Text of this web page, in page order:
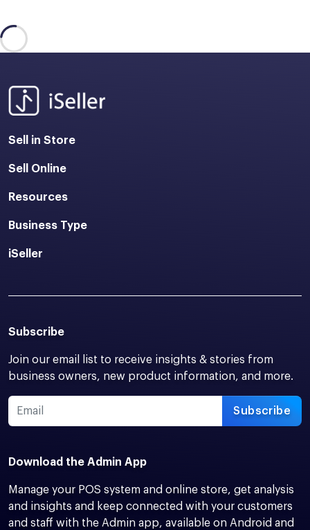
Sell in Store
Sell Online
Resources
Business Type
iSeller
Subscribe
Join our email list to receive insights & stories from
business owners, new product information, and more.
Subscribe
Download the Admin App
Manage your POS system and online store, get analysis
and insights and keep connected with your customers
and staff with the Admin app, available on Android and